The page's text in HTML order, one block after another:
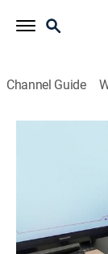
Channel Guide
Los
Un espacio
de actualidad